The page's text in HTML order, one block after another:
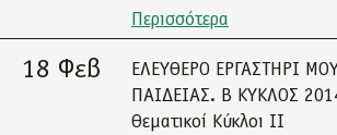
Περισσότερα
18 Φεβ
ΕΛΕΥΘΕΡΟ ΕΡΓΑΣΤΗΡΙ
ΠΑΙΔΕΙΑΣ. Β ΚΥΚΛΟΣ
Θεματικοί Κύκλοι ΙΙ